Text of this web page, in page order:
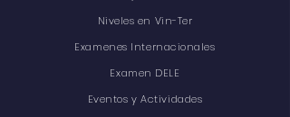
Niveles en Vin-Ter
Examenes Internacionales
Examen DELE
Eventos y Actividades